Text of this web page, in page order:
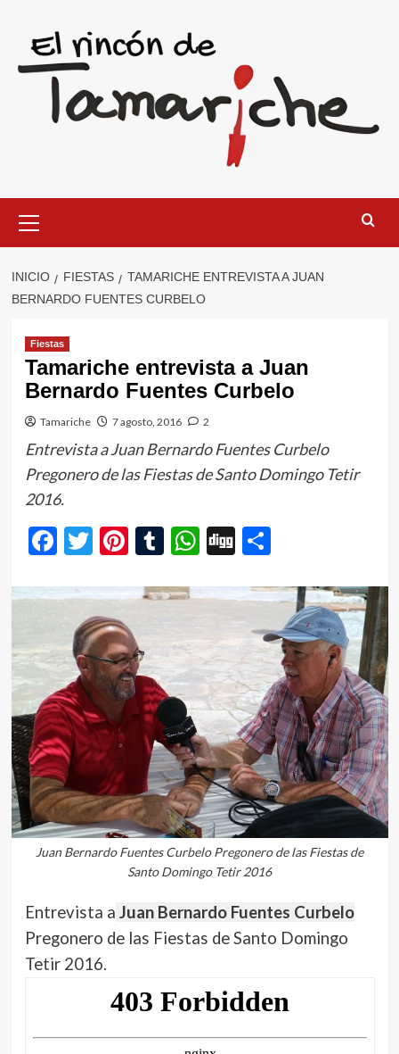
contenido
primario
INICIO FIESTAS
TAMARICHE ENTREVISTA A JUAN
BERNARDO FUENTES CURBELO
Fiestas
Tamariche entrevista a Juan
Bernardo Fuentes Curbelo
Tamariche 7 agosto, 2016 2
Entrevista a Juan Bernardo Fuentes Curbelo
Pregonero de las Fiestas de Santo Domingo Tetir
2016.
Facebook
Twitter
Pinterest
Tumblr
WhatsApp
Digg
Juan Bernardo Fuentes Curbelo Pregonero de las Fiestas de
Santo Domingo Tetir 2016
Entrevista a Juan Bernardo Fuentes Curbelo
Pregonero de las Fiestas de Santo Domingo
Tetir 2016.